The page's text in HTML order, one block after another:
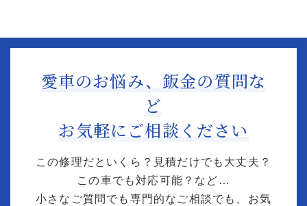
愛車のお悩み、鈑金の質問な
ど
お気軽にご相談ください
この修理だといくら？見積だけでも大丈夫？
この車でも対応可能？など…
小さなご質問でも専門的なご相談でも、お気